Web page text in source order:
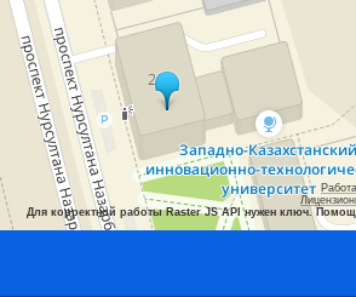
Для корректной работы Raster JS API нужен ключ.